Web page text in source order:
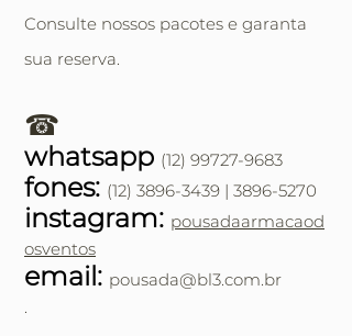
Consulte nossos pacotes e garanta
sua reserva.
☎
whatsapp (12) 99727-9683
fones: (12) 3896-3439 | 3896-5270
instagram: pousadaarmacaod
osventos
email: pousada@bl3.com.br
.